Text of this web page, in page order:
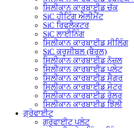
ਸਿਲੀਕਾਨ ਕਾਰਬਾਈਡ ਚੱਕ
SiC ਹੀਟਿੰਗ ਐਲੀਮੈਂਟ
SiC ਰਿਫਲੈਕਟਰ
SiC ਲਾਈਨਿੰਗ
ਸਿਲੀਕਾਨ ਕਾਰਬਾਈਡ ਸੀਲਿੰਗ
SiC ਕਰੂਸੀਬਲ (ਬੈਰਲ)
ਸਿਲੀਕਾਨ ਕਾਰਬਾਈਡ ਨੋਜ਼ਲ
ਸਿਲੀਕਾਨ ਕਾਰਬਾਈਡ ਪਲੇਟ
ਸਿਲੀਕਾਨ ਕਾਰਬਾਈਡ ਸੈਗਰ
ਸਿਲੀਕਾਨ ਕਾਰਬਾਈਡ ਸੇਟਰ
ਸਿਲੀਕਾਨ ਕਾਰਬਾਈਡ ਰੋਲਰ
ਸਿਲੀਕਾਨ ਕਾਰਬਾਈਡ ਝਿੱਲੀ
ਗ੍ਰੇਫਾਈਟ
ਗ੍ਰੇਫਾਈਟ ਪਲੇਟ